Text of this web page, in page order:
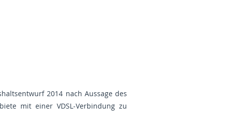
2014 nach Aussage des
mit einer VDSL-Verbindung zu